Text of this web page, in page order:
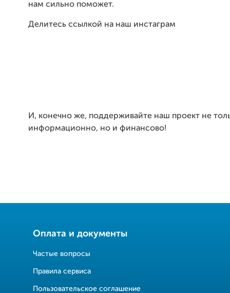
нам сильно поможет.
Делитесь ссылкой на наш инстаграм
И, конечно же, поддерживайте наш проект не
информационно, но и финансово!
Оплата и документы
Частые вопросы
Правила сервиса
Пользовательское соглашение